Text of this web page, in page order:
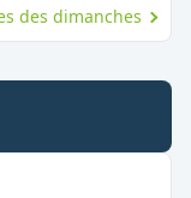
des dimanches